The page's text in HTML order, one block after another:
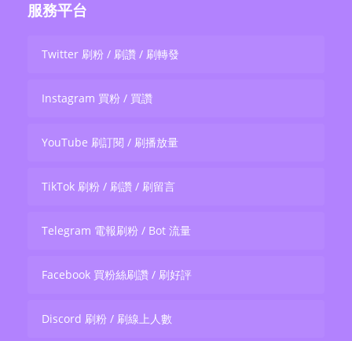
服務平台
Twitter 刷粉 / 刷讚 / 刷轉發
Instagram 買粉 / 買讚
YouTube 刷訂閱 / 刷播放量
TikTok 刷粉 / 刷讚 / 刷留言
Telegram 電報刷粉 / Bot 流量
Facebook 買粉絲刷讚 / 刷好評
Discord 刷粉 / 刷線上人數